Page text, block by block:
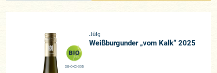
DE-ÖKO-005
Jülg
Weißburgunder „vom Kalk“ 2025